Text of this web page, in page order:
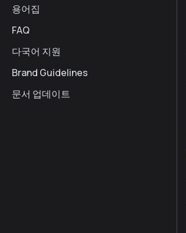
용어집
FAQ
다국어 지원
Brand Guidelines
문서 업데이트